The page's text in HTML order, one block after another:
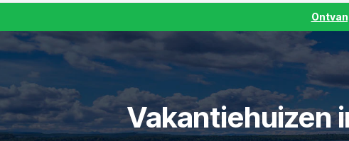
Vakantiehuizen